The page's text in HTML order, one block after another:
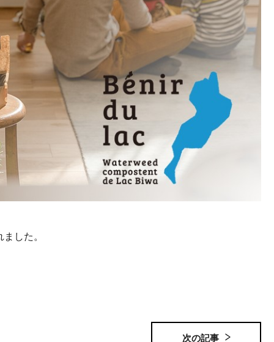
した。
次の記事